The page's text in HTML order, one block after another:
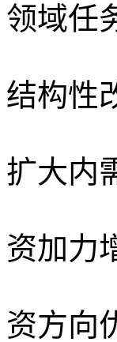
领域任
结构性
扩大内
资加力
资方向